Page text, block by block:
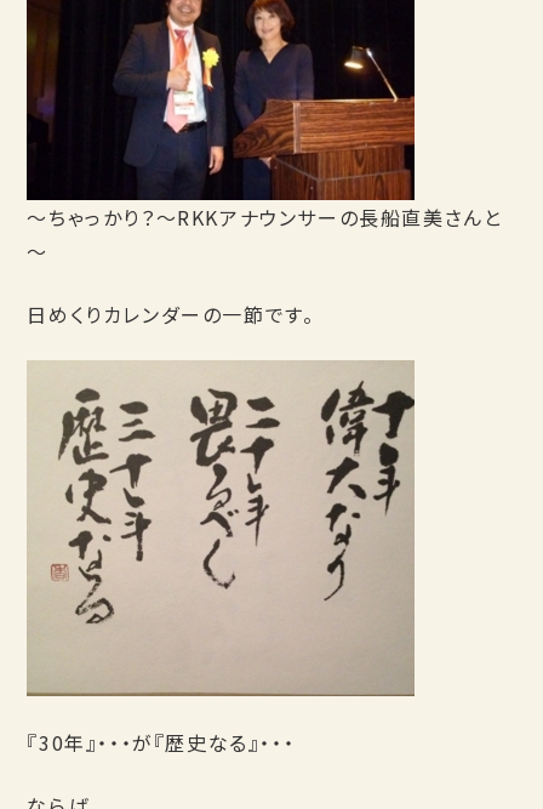
～ちゃっかり？～RKKアナウンサーの長船直美さんと
～
日めくりカレンダーの一節です。
『30年』・・・が『歴史なる』・・・